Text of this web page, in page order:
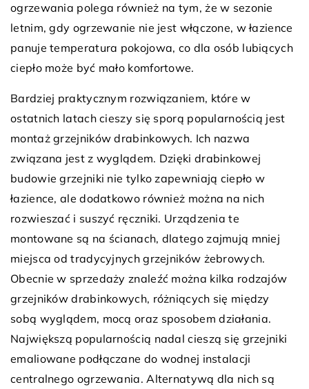
ogrzewania polega również na tym, że w sezonie
letnim, gdy ogrzewanie nie jest włączone, w łazience
panuje temperatura pokojowa, co dla osób lubiących
ciepło może być mało komfortowe.
Bardziej praktycznym rozwiązaniem, które w
ostatnich latach cieszy się sporą popularnością jest
montaż grzejników drabinkowych. Ich nazwa
związana jest z wyglądem. Dzięki drabinkowej
budowie grzejniki nie tylko zapewniają ciepło w
łazience, ale dodatkowo również można na nich
rozwieszać i suszyć ręczniki. Urządzenia te
montowane są na ścianach, dlatego zajmują mniej
miejsca od tradycyjnych grzejników żebrowych.
Obecnie w sprzedaży znaleźć można kilka rodzajów
grzejników drabinkowych, różniących się między
sobą wyglądem, mocą oraz sposobem działania.
Największą popularnością nadal cieszą się grzejniki
emaliowane podłączane do wodnej instalacji
centralnego ogrzewania. Alternatywą dla nich są